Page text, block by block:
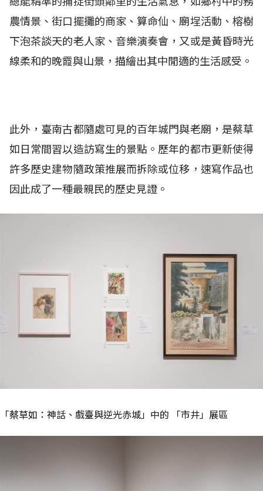
農情景、街口擺攤的商家、算命仙、廟埕活動、榕樹
下泡茶談天的老人家、音樂演奏會，又或是黃昏時光
線柔和的晚霞與山景，描繪出其中閒適的生活感受。
此外，臺南古都隨處可見的百年城門與老廟，是蔡草
如日常間習以造訪寫生的景點。歷年的都市更新使得
許多歷史建物隨政策推展而拆除或位移，速寫作品也
因此成了一種最親民的歷史見證。
「蔡草如：神話、戲臺與逆光赤城」中的 「市井」展區